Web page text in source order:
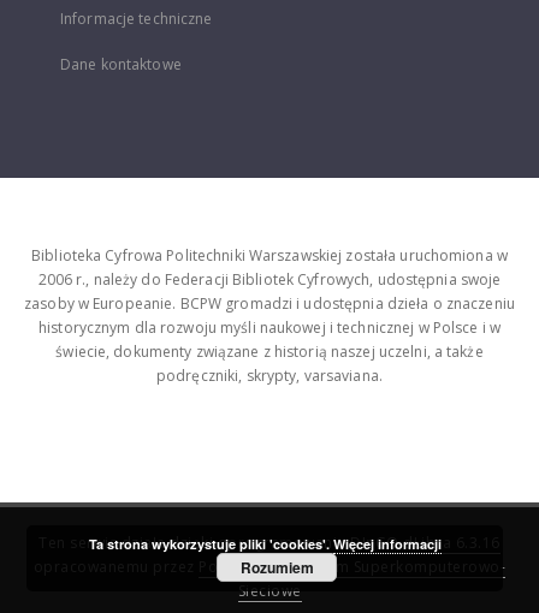
Informacje techniczne
Dane kontaktowe
Biblioteka Cyfrowa Politechniki Warszawskiej została uruchomiona w
2006 r., należy do Federacji Bibliotek Cyfrowych, udostępnia swoje
zasoby w Europeanie. BCPW gromadzi i udostępnia dzieła o znaczeniu
historycznym dla rozwoju myśli naukowej i technicznej w Polsce i w
świecie, dokumenty związane z historią naszej uczelni, a także
podręczniki, skrypty, varsaviana.
Ten serwis działa dzięki oprogramowaniuDInGO dLibra 6.3.16
Poznańskie Centrum Superkomputerowo-
Sieciowe
Ta strona wykorzystuje pliki 'cookies'. Więcej informacji
Rozumiem